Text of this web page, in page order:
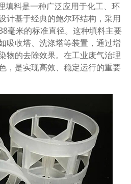
填料是一种广泛应用于化工、环
计基于经典的鲍尔环结构，采用
毫米的标准直径。这种填料主要
吸收塔、洗涤塔等装置，通过增
物的去除效果。在工业废气治理
，是实现高效、稳定运行的重要